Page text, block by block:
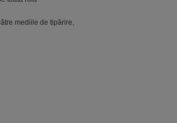
mediile de tipărire,